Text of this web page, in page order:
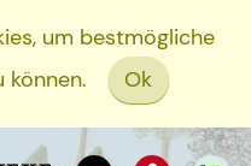
um bestmögliche
können.
Ok